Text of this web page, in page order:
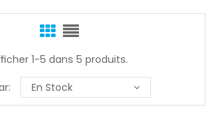
1-5 dans 5 produits.
En Stock